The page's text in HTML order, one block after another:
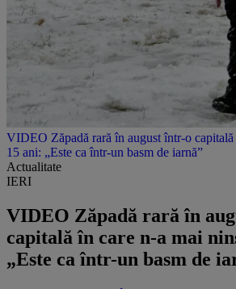
VIDEO Zăpadă rară în august într-o
15 ani: „Este ca într-un basm de iarnă”
Actualitate
IERI
VIDEO Zăpadă rară în
capitală în care n-a mai
„Este ca într-un basm de